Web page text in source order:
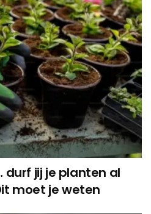
durf jij je planten al
moet je weten